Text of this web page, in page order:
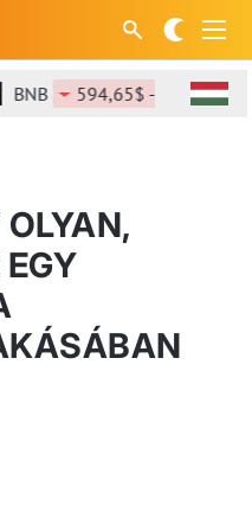
594,65$ -1,04%